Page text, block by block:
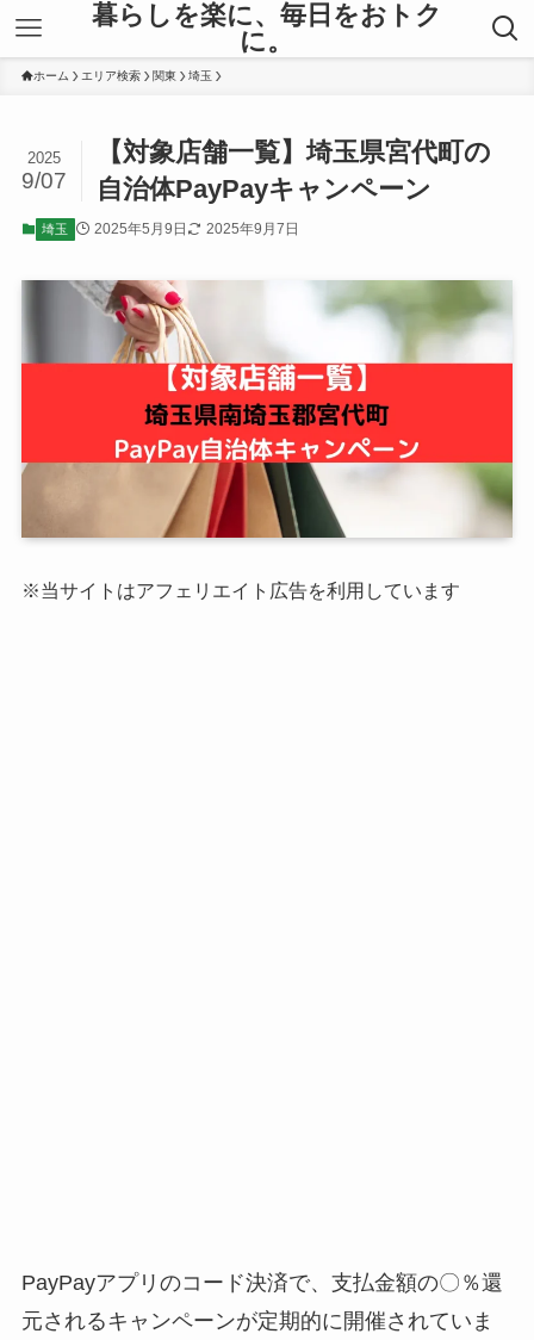
暮らしを楽に、毎日をおトク
に。
ホーム エリア検索 関東 埼玉
【対象店舗一覧】埼玉県宮代町の
自治体PayPayキャンペーン
2025
9/07
埼玉 2025年5月9日 2025年9月7日
※当サイトはアフェリエイト広告を利用しています
PayPayアプリのコード決済で、支払金額の〇％還
元されるキャンペーンが定期的に開催されていま